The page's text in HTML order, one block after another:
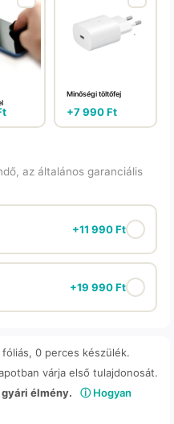
Minőségi töltőfej
+7 990Ft
az általános garanciális
+11 990Ft
+19 990Ft
fóliás, 0 perces készülék.
várja első tulajdonosát.
élmény.
ⓘ Hogyan